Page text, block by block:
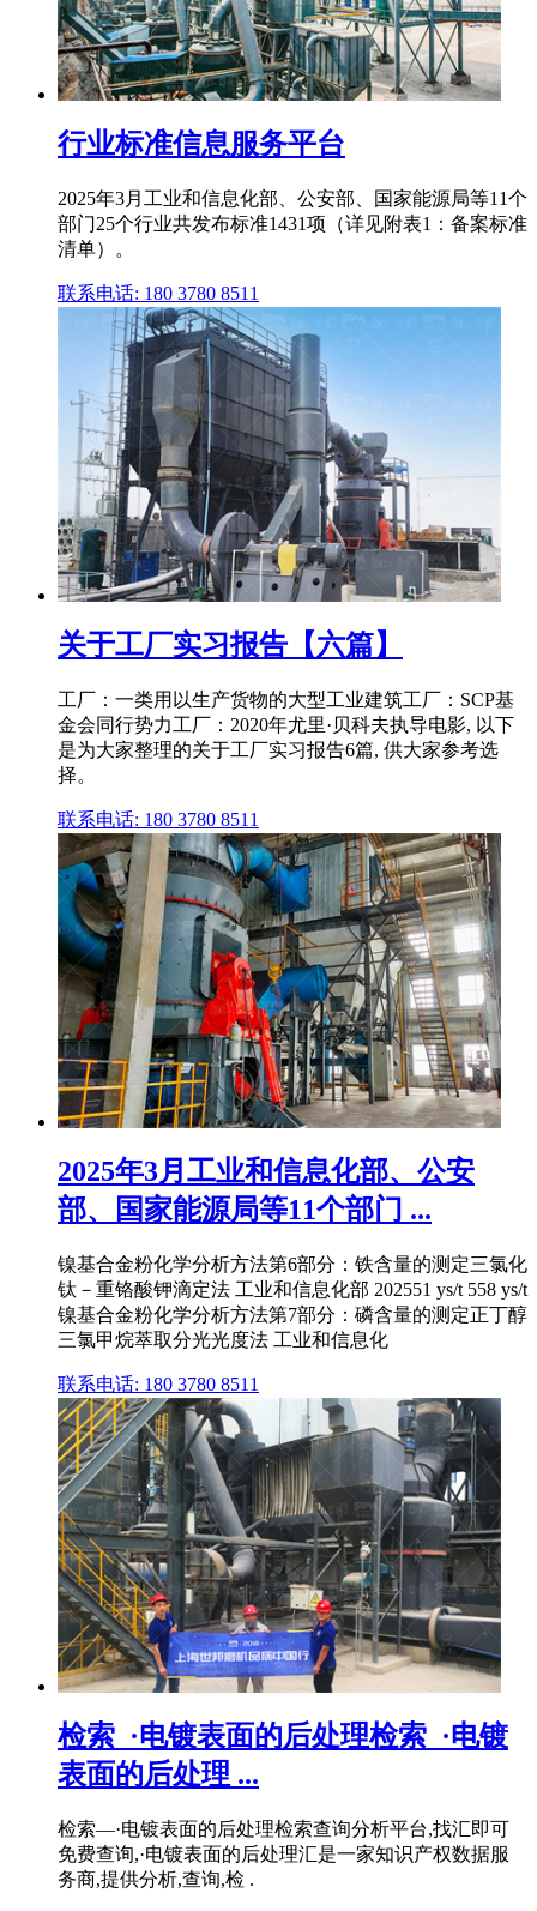
行业标准信息服务平台
2025年3月工业和信息化部、公安部、国家能源局等11个
部门25个行业共发布标准1431项（详见附表1：备案标准
清单）。
联系电话: 180 3780 8511
关于工厂实习报告【六篇】
工厂：一类用以生产货物的大型工业建筑工厂：SCP基
金会同行势力工厂：2020年尤里·贝科夫执导电影, 以下
是为大家整理的关于工厂实习报告6篇, 供大家参考选
择。
联系电话: 180 3780 8511
2025年3月工业和信息化部、公安
部、国家能源局等11个部门 ...
镍基合金粉化学分析方法第6部分：铁含量的测定三氯化
钛－重铬酸钾滴定法 工业和信息化部 202551 ys/t 558 ys/t
镍基合金粉化学分析方法第7部分：磷含量的测定正丁醇
三氯甲烷萃取分光光度法 工业和信息化
联系电话: 180 3780 8511
检索_·电镀表面的后处理检索_·电镀
表面的后处理 ...
检索—·电镀表面的后处理检索查询分析平台,找汇即可
免费查询,·电镀表面的后处理汇是一家知识产权数据服
务商,提供分析,查询,检 .